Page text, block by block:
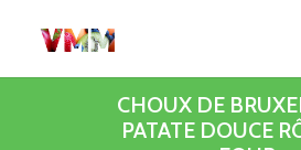
CHOUX DE
PATATE DOUCE